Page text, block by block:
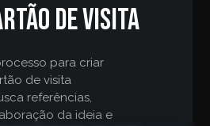
de visita
para criar
de visita
referências,
da ideia e